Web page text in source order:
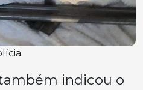
indicou o